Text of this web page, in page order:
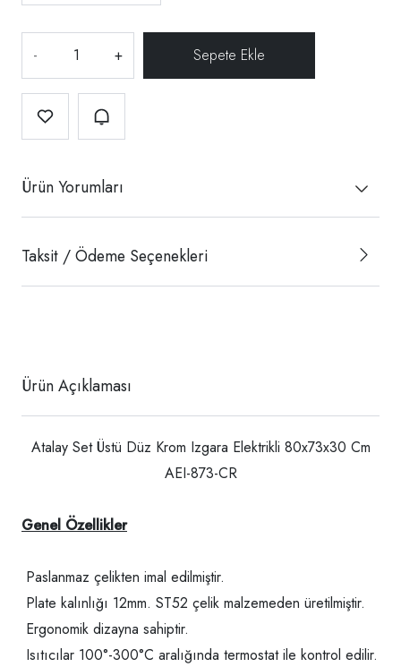
- +
Ürün Yorumları
Taksit / Ödeme Seçenekleri
Ürün Açıklaması
Atalay Set Üstü Düz Krom Izgara Elektrikli 80x73x30 Cm
AEI-873-CR
Genel Özellikler
Paslanmaz çelikten imal edilmiştir.
Plate kalınlığı 12mm. ST52 çelik malzemeden üretilmiştir.
Ergonomik dizayna sahiptir.
Isıtıcılar 100°-300°C aralığında termostat ile kontrol edilir.